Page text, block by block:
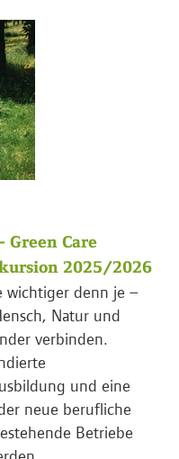
Care
2025/2026
wichtiger denn je –
Natur und
verbinden.
und eine
neue berufliche
Betriebe